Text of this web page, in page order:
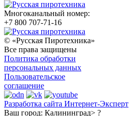
Многоканальный номер:
+7 800 707-71-16
© «Русская Пиротехника»
Все права защищены
Политика обработки
персональных данных
Пользовательское
соглашение
Разработка сайта Интернет-Эксперт
Ваш город: Калининград> ?